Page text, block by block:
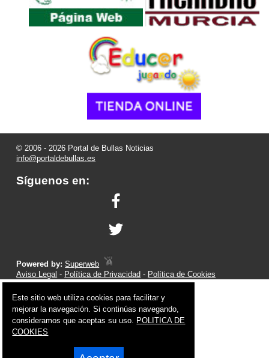
© 2006 - 2026 Portal de Bullas Noticias
info@portaldebullas.es
Síguenos en:
Powered by:Superweb
Aviso Legal - Política de Privacidad - Política de Cookies
Este sitio web utiliza cookies para facilitar y
mejorar la navegación. Si continúas navegando,
consideramos que aceptas su uso. POLITICA DE
COOKIES